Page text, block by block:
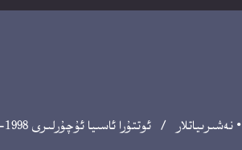
•نەشىرىياتلار / ئوتتۇرا ئاسىيا ئۇچۇرلىرى 1998-يىلى 1-سان